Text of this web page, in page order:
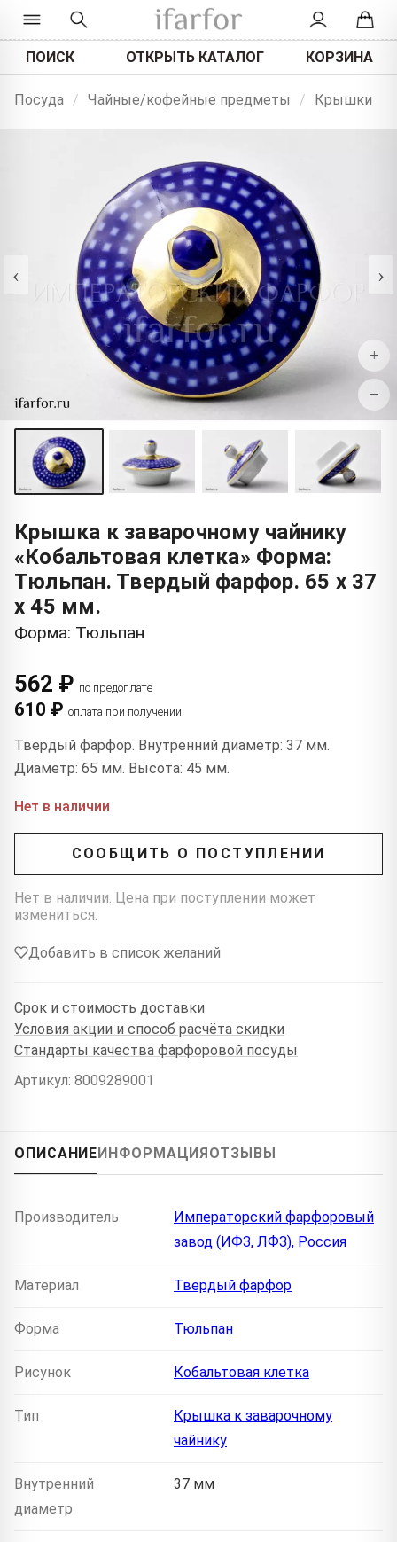
ПОИСК ОТКРЫТЬ КАТАЛОГ КОРЗИНА
Посуда / Чайные/кофейные предметы / Крышки
‹ ›
+
−
Крышка к заварочному чайнику
«Кобальтовая клетка» Форма:
Тюльпан. Твердый фарфор. 65 x 37
x 45 мм.
Форма: Тюльпан
562 ₽ по предоплате
610 ₽ оплата при получении
Твердый фарфор. Внутренний диаметр: 37 мм.
Диаметр: 65 мм. Высота: 45 мм.
Нет в наличии
СООБЩИТЬ О ПОСТУПЛЕНИИ
Нет в наличии. Цена при поступлении может
измениться.
Добавить в список желаний
Срок и стоимость доставки
Условия акции и способ расчёта скидки
Стандарты качества фарфоровой посуды
Артикул: 8009289001
ОПИСАНИЕИНФОРМАЦИЯОТЗЫВЫ
Производитель
Императорский фарфоровый
завод (ИФЗ, ЛФЗ), Россия
Материал Твердый фарфор
Форма Тюльпан
Рисунок Кобальтовая клетка
Тип
Крышка к заварочному
чайнику
Внутренний
диаметр
37 мм